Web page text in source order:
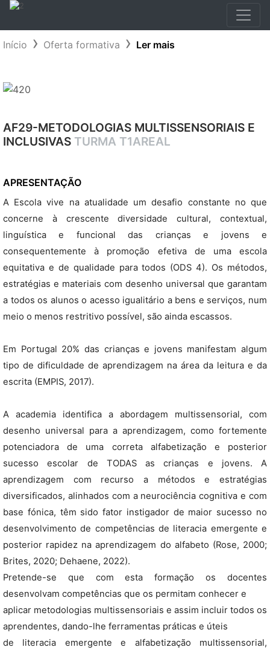
Início Oferta formativa Ler mais
AF29-METODOLOGIAS MULTISSENSORIAIS E
INCLUSIVAS TURMA T1AREAL
APRESENTAÇÃO
A Escola vive na atualidade um desafio constante no que
concerne à crescente diversidade cultural, contextual,
linguística e funcional das crianças e jovens e
consequentemente à promoção efetiva de uma escola
equitativa e de qualidade para todos (ODS 4). Os métodos,
estratégias e materiais com desenho universal que garantam
a todos os alunos o acesso igualitário a bens e serviços, num
meio o menos restritivo possível, são ainda escassos.
Em Portugal 20% das crianças e jovens manifestam algum
tipo de dificuldade de aprendizagem na área da leitura e da
escrita (EMPIS, 2017).
A academia identifica a abordagem multissensorial, com
desenho universal para a aprendizagem, como fortemente
potenciadora de uma correta alfabetização e posterior
sucesso escolar de TODAS as crianças e jovens. A
aprendizagem com recurso a métodos e estratégias
diversificados, alinhados com a neurociência cognitiva e com
base fónica, têm sido fator instigador de maior sucesso no
desenvolvimento de competências de literacia emergente e
posterior rapidez na aprendizagem do alfabeto (Rose, 2000;
Brites, 2020; Dehaene, 2022).
Pretende-se que com esta formação os docentes
desenvolvam competências que os permitam conhecer e
aplicar metodologias multissensoriais e assim incluir todos os
aprendentes, dando-lhe ferramentas práticas e úteis
de literacia emergente e alfabetização multissensorial,